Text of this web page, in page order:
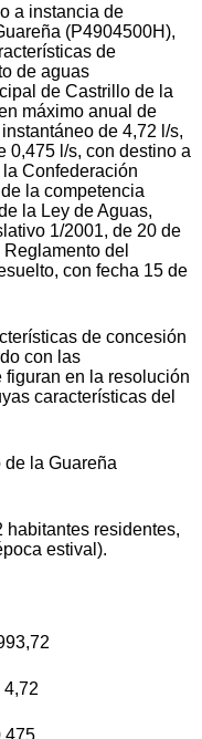
a instancia de
(P4904500H),
de
de aguas
de Castrillo de la
máximo anual de
de 4,72 l/s,
0,475 l/s, con destino a
Confederación
la competencia
la Ley de Aguas,
1/2001, de 20 de
del
con fecha 15 de
de concesión
con las
en la resolución
características del
la Guareña
habitantes residentes,
estival).